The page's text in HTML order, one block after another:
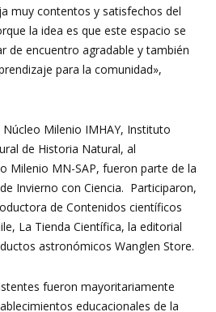
muy contentos y satisfechos del
la idea es que este espacio se
de encuentro agradable y también
para la comunidad»,
Milenio IMHAY, Instituto
de Historia Natural, al
Milenio MN-SAP, fueron parte de la
Invierno con Ciencia. Participaron,
de Contenidos científicos
La Tienda Científica, la editorial
astronómicos Wanglen Store.
fueron mayoritariamente
educacionales de la